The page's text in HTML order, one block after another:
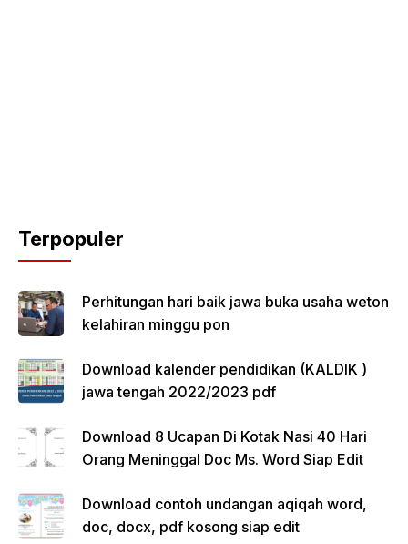
Terpopuler
Perhitungan hari baik jawa buka usaha weton
kelahiran minggu pon
Download kalender pendidikan (KALDIK )
jawa tengah 2022/2023 pdf
Download 8 Ucapan Di Kotak Nasi 40 Hari
Orang Meninggal Doc Ms. Word Siap Edit
Download contoh undangan aqiqah word,
doc, docx, pdf kosong siap edit